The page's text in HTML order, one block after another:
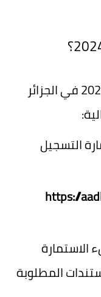
التسجيل في برنامج الإيجار عدل 2023 في الجزائر
التسجيل
https://
المطلوبة